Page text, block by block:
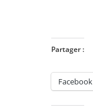
Partager :
Facebook